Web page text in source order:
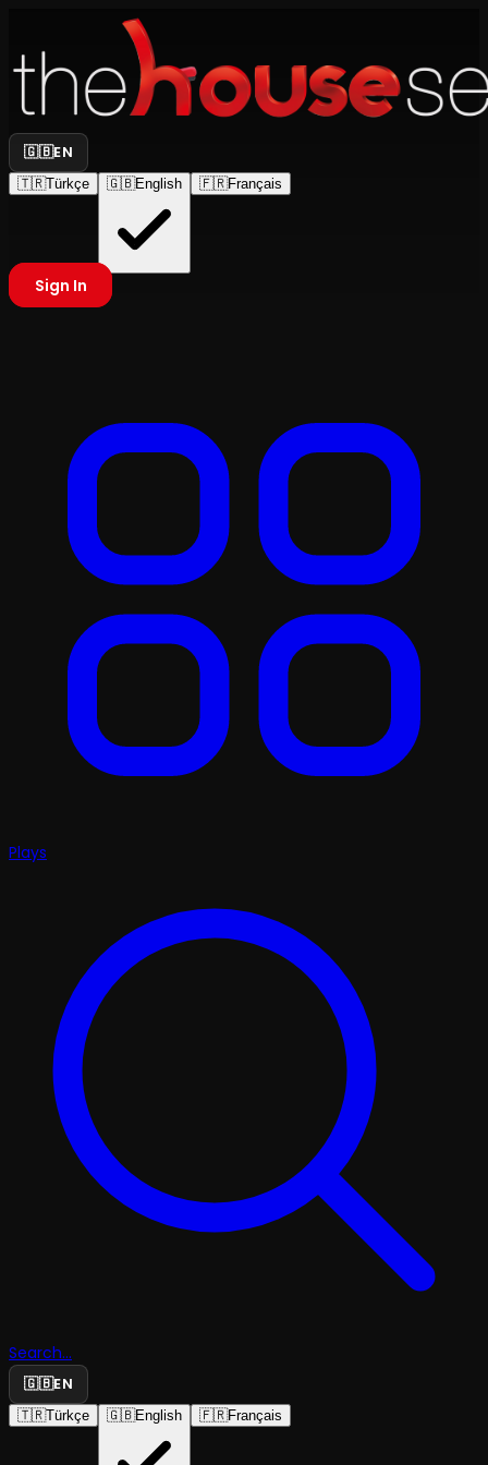
🇬🇧EN
🇹🇷Türkçe 🇬🇧English 🇫🇷Français
Sign In
Plays
Search...
🇬🇧EN
🇹🇷Türkçe 🇬🇧English 🇫🇷Français